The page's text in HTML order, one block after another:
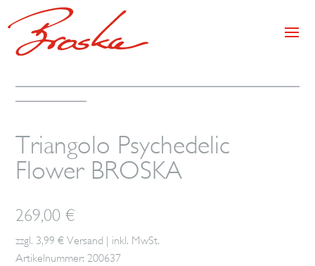
Triangolo Psychedelic
Flower BROSKA
269,00€
zzgl. 3,99 € Versand | inkl. MwSt.
Artikelnummer: 200637